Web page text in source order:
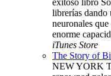
exitoso libro
librerías dando
neuronales
enorme
iTunes Store
The Story of
NEW YORK